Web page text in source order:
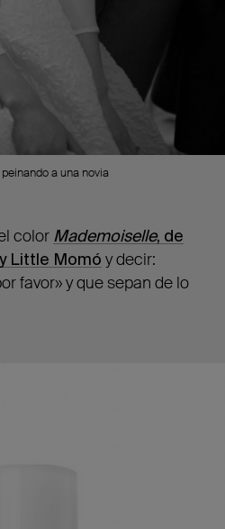
a una novia
color Mademoiselle, de
Little Momó y decir:
favor» y que sepan de lo